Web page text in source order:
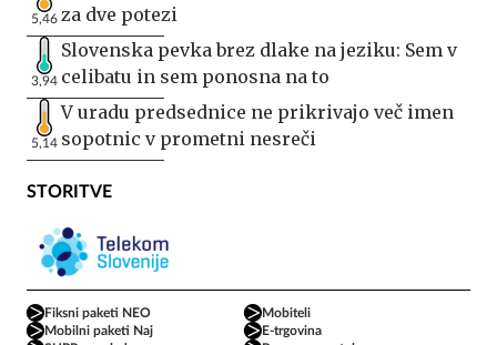
5,46 za dve potezi
3,94
Slovenska pevka brez dlake na jeziku: Sem v
celibatu in sem ponosna na to
5,14
V uradu predsednice ne prikrivajo več imen
sopotnic v prometni nesreči
STORITVE
Fiksni paketi NEO
Mobiteli
Mobilni paketi Naj
E-trgovina